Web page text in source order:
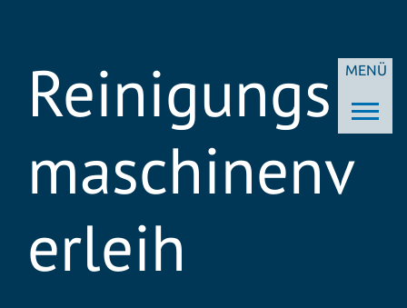
MENÜ
Reinigungs
maschinenv
erleih